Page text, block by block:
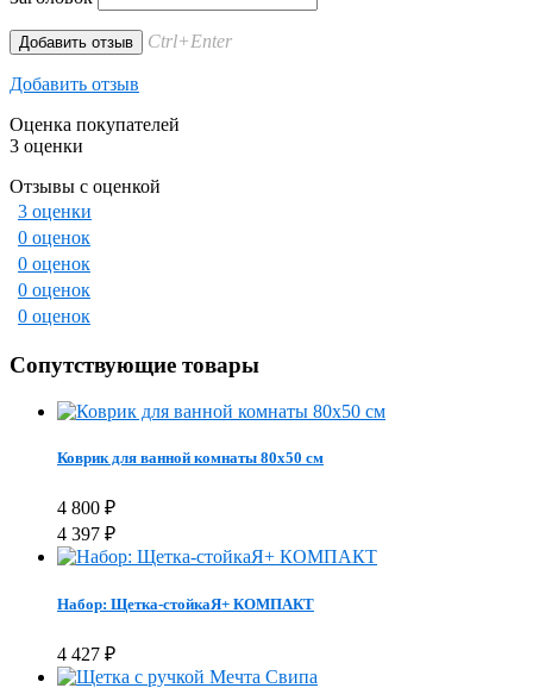
Ctrl+Enter
Добавить отзыв
Оценка покупателей
3 оценки
Отзывы с оценкой
3 оценки
0 оценок
0 оценок
0 оценок
0 оценок
Сопутствующие товары
Коврик для ванной комнаты 80х50 см
4 800 ₽
4 397 ₽
Набор: Щетка-стойкаЯ+ КОМПАКТ
4 427 ₽